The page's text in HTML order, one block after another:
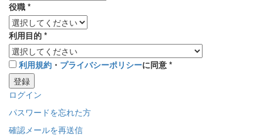
役職 *
利用目的 *
利用規約 ・ プライバシーポリシーに同意 *
登録
ログイン
パスワードを忘れた方
確認メールを再送信